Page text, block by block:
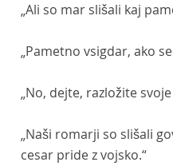
„Ali so mar slišali kaj
„Pametno vsigdar, ako
„No, dejte, razložite
„Naši romarji so slišali
cesar pride z vojsko.“